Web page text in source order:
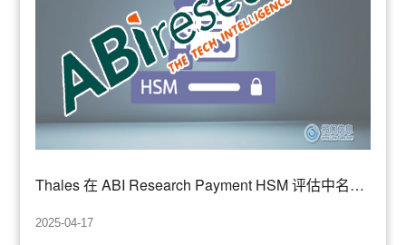
Thales 在 ABI Research Payment HSM 评估中名列前茅
2025-04-17